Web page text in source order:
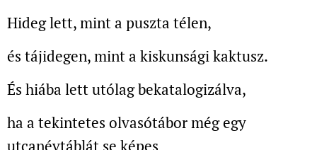
Hideg lett, mint a puszta télen,
és tájidegen, mint a kiskunsági kaktusz.
És hiába lett utólag bekatalogizálva,
ha a tekintetes olvasótábor még egy
utcanévtáblát se képes